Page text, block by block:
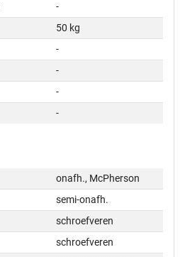
-
50 kg
-
-
-
-
onafh., McPherson
semi-onafh.
schroefveren
schroefveren